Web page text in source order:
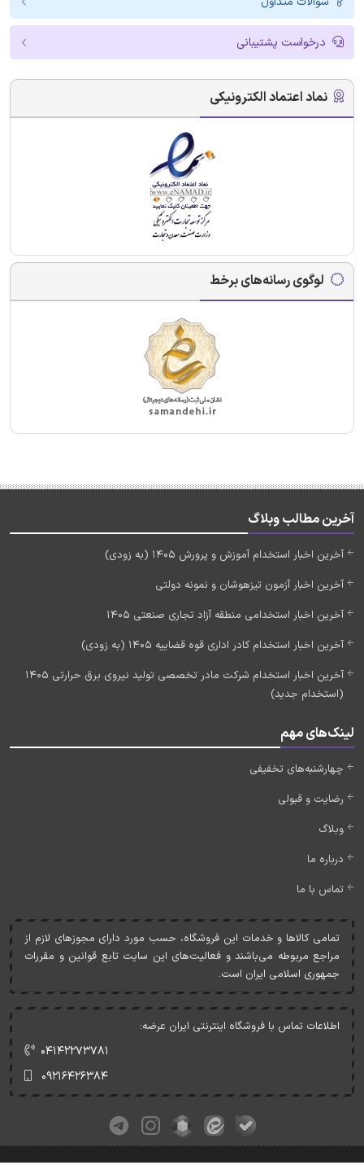
درخواست پشتیبانی
نماد اعتماد الکترونیکی
لوگوی رسانه‌های برخط
آخرین مطالب وبلاگ
آخرین اخبار استخدام آموزش و پرورش 1405 (به زودی)
آخرین اخبار آزمون تیزهوشان و نمونه دولتی
آخرین اخبار استخدامی منطقه آزاد تجاری صنعتی 1405
آخرین اخبار استخدام کادر اداری قوه قضاییه 1405 (به زودی)
آخرین اخبار استخدام شرکت مادر تخصصی تولید نیروی برق حرارتی 1405
(استخدام جدید)
لینک‌های مهم
چهارشنبه‌های تخفیفی
رضایت و قبولی
وبلاگ
درباره ما
تماس با ما
تمامی کالاها و خدمات اين فروشگاه، حسب مورد دارای مجوزهای لازم از
مراجع مربوطه می‌باشند و فعاليت‌های اين سايت تابع قوانين و مقررات
جمهوری اسلامی ايران است.
اطلاعات تماس با فروشگاه اینترنتی ایران عرضه:
۰۴۱۴۲۲۷۳۷۸۱
۰۹۲۱۶۴۲۶۳۸۴